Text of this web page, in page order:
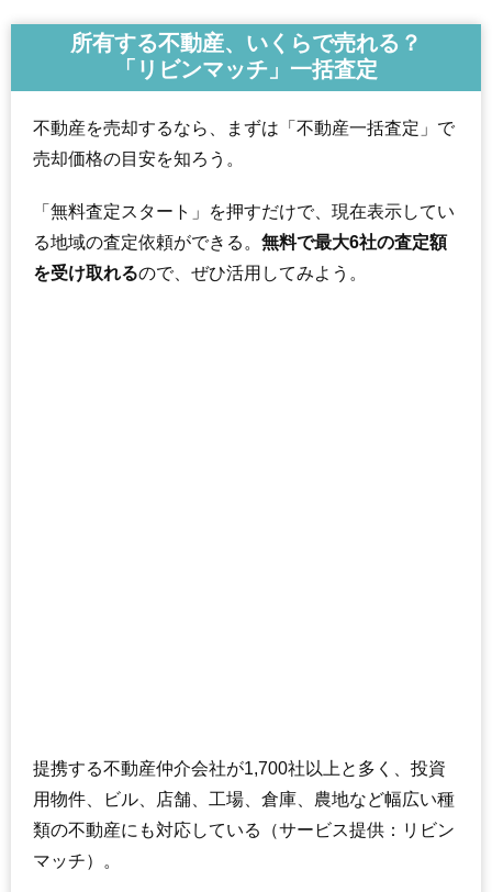
所有する不動産、いくらで売れる？
「リビンマッチ」一括査定
不動産を売却するなら、まずは「不動産一括査定」で
売却価格の目安を知ろう。
「無料査定スタート」を押すだけで、現在表示してい
る地域の査定依頼ができる。 無料で最大6社の査定額
を受け取れるので、ぜひ活用してみよう。
提携する不動産仲介会社が1,700社以上と多く、投資
用物件、ビル、店舗、工場、倉庫、農地など幅広い種
類の不動産にも対応している（サービス提供：リビン
マッチ）。